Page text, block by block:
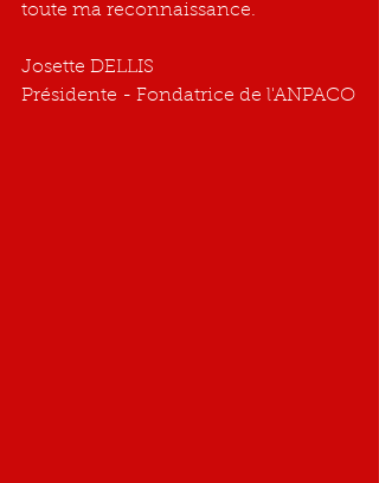
toute ma reconnaissance.
Josette DELLIS
Présidente - Fondatrice de l'ANPACO